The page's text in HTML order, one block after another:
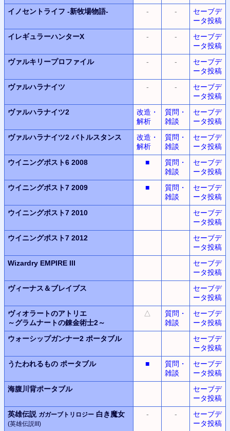
イノセントライフ -新牧場物語- - -
セーブデ
ータ投稿
イレギュラーハンターX
- -
セーブデ
ータ投稿
ヴァルキリープロファイル
- -
セーブデ
ータ投稿
ヴァルハラナイツ
- -
セーブデ
ータ投稿
ヴァルハラナイツ2
改造・
解析
質問・
雑談
セーブデ
ータ投稿
ヴァルハラナイツ2 バトルスタンス
改造・
解析
質問・
雑談
セーブデ
ータ投稿
ウイニングポスト6 2008
■
質問・
雑談
セーブデ
ータ投稿
ウイニングポスト7 2009
■
質問・
雑談
セーブデ
ータ投稿
ウイニングポスト7 2010
セーブデ
ータ投稿
ウイニングポスト7 2012
セーブデ
ータ投稿
Wizardry EMPIRE III
セーブデ
ータ投稿
ヴィーナス＆ブレイブス
セーブデ
ータ投稿
ヴィオラートのアトリエ
～グラムナートの錬金術士2～
△
質問・
雑談
セーブデ
ータ投稿
ウォーシップガンナー2 ポータブル
セーブデ
ータ投稿
うたわれるもの ポータブル
■
質問・
雑談
セーブデ
ータ投稿
海腹川背ポータブル
セーブデ
ータ投稿
英雄伝説 ガガーブトリロジー 白き魔女
(英雄伝説III)
- -
セーブデ
ータ投稿